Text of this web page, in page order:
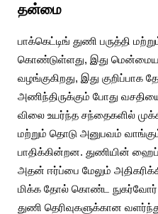
தன்மை
பாக்கெட்டிங் துணி பருத்தி
கொண்டுள்ளது, இது
வழங்குகிறது, இது குறிப்பாக
அணிந்திருக்கும் போது
விலை உயர்ந்த சந்தைகளில்
மற்றும் தொடு அனுபவம்
பாதிக்கின்றன. துணியின்
அதன் ஈர்ப்பை மேலும்
மிக்க தோல் கொண்ட நுகர்வோர்
துணி தெரிவுகளுக்கான